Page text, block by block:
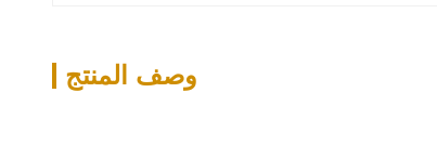
وصف المنتج